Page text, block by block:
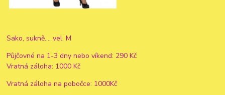
Sako, sukně.... vel. M
Půjčovné na 1-3 dny nebo víkend: 290 Kč
Vratná záloha: 1000 Kč
Vratná záloha na pobočce: 1000Kč